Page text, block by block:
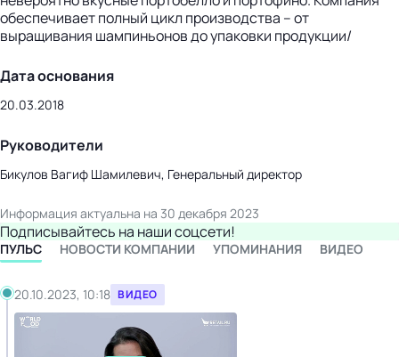
обеспечивает полный цикл производства – от
выращивания шампиньонов до упаковки продукции/
Дата основания
20.03.2018
Руководители
Бикулов Вагиф Шамилевич, Генеральный директор
Информация актуальна на 30 декабря 2023
Подписывайтесь на наши соцсети!
ПУЛЬС НОВОСТИ КОМПАНИИ УПОМИНАНИЯ ВИДЕО
20.10.2023, 10:18 ВИДЕО